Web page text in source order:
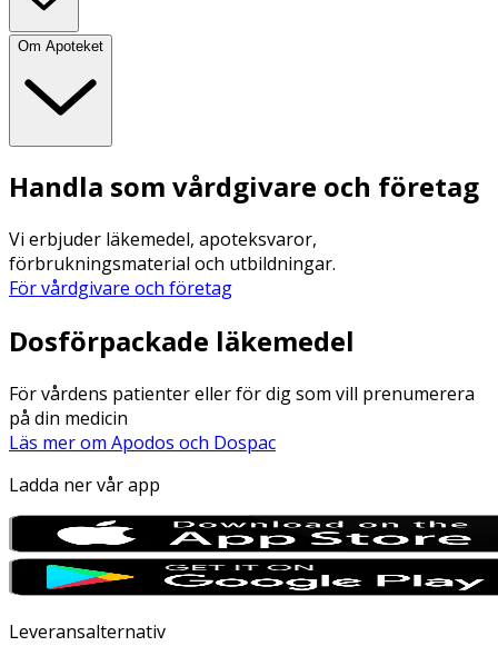
Om Apoteket
Handla som vårdgivare och företag
Vi erbjuder läkemedel, apoteksvaror,
förbrukningsmaterial och utbildningar.
För vårdgivare och företag
Dosförpackade läkemedel
För vårdens patienter eller för dig som vill prenumerera
på din medicin
Läs mer om Apodos och Dospac
Ladda ner vår app
Leveransalternativ